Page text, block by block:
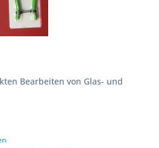
Bearbeiten von Glas- und